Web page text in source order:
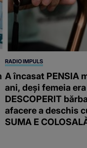
RADIO IMPULS
A încasat PENSIA
ani, deși femeia
DESCOPERIT
afacere a deschis
SUMA E